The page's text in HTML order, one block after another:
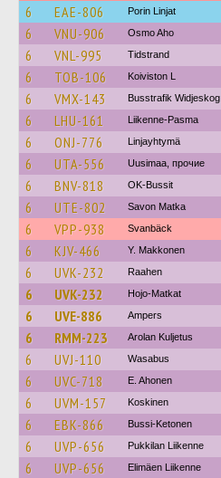
6 EAE-806 Porin Linjat
6 VNU-906 Osmo Aho
6 VNL-995 Tidstrand
6 TOB-106 Koiviston L
6 VMX-143 Busstrafik Widjeskog
6 LHU-161 Liikenne-Pasma
6 ONJ-776 Linjayhtymä
6 UTA-556 Uusimaa, прочие
6 BNV-818 OK-Bussit
6 UTE-802 Savon Matka
6 VPP-938 Svanbäck
6 KJV-466 Y. Makkonen
6 UVK-232 Raahen
6 UVK-232 Hojo-Matkat
6 UVE-886 Ampers
6 RMM-223 Arolan Kuljetus
6 UVJ-110 Wasabus
6 UVC-718 E. Ahonen
6 UVM-157 Koskinen
6 EBK-866 Bussi-Ketonen
6 UVP-656 Pukkilan Liikenne
6 UVP-656 Elimäen Liikenne